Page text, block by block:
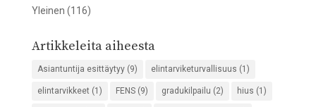
Yleinen (116)
Artikkeleita aiheesta
Asiantuntija esittäytyy(9) elintarviketurvallisuus (1)
elintarvikkeet (1) FENS(9) gradukilpailu (2) hius (1)